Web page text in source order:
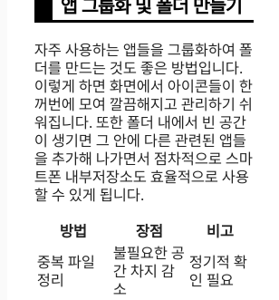
앱 그룹화 및 폴더 만들기
자주 사용하는 앱들을 그룹화하여 폴
더를 만드는 것도 좋은 방법입니다.
이렇게 하면 화면에서 아이콘들이 한
꺼번에 모여 깔끔해지고 관리하기 쉬
워집니다. 또한 폴더 내에서 빈 공간
이 생기면 그 안에 다른 관련된 앱들
을 추가해 나가면서 점차적으로 스마
트폰 내부저장소도 효율적으로 사용
할 수 있게 됩니다.
방법
장점
비고
중복 파일
정리
불필요한 공
간 차지 감
소
정기적 확
인 필요